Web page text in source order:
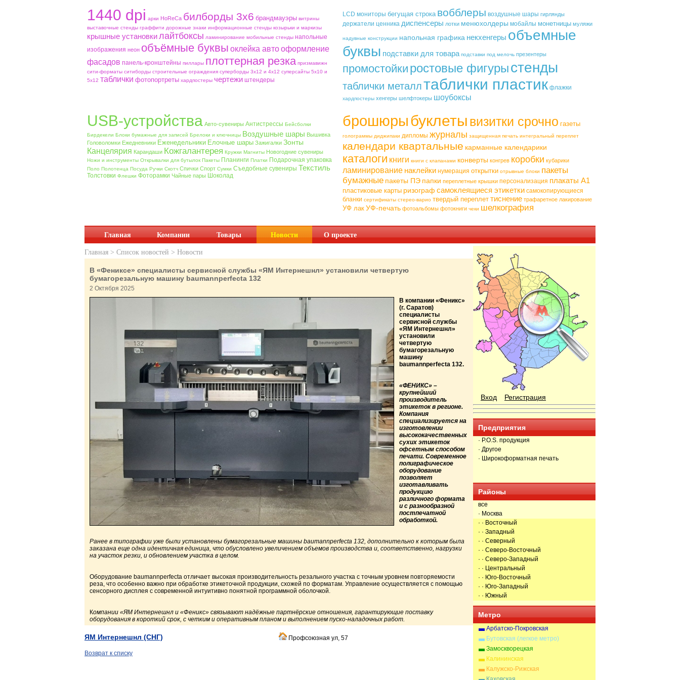
1440 dpi aрки HoReCa билборды 3х6 брандмауэры витрины
выставочные стенды граффити дорожные знаки информационные стенды козырьки и маркизы
крышные установкилайтбоксы ламинирование мобильные стенды напольные
изображения неон объёмные буквы оклейка автооформление
фасадов панель-кронштейны пиллары плоттерная резка призмавижн
сити-форматы ситиборды строительные ограждения суперборды 3х12 и 4х12 суперсайты 5х10 и
5х12 таблички фотопортреты хардпостеры чертежи штендеры
LCD мониторы бегущая строка вобблеры воздушные шары гирлянды
держатели ценника диспенсеры лотки менюхолдеры мобайлы монетницы муляжи
надувные конструкции напольная графика некхенгеры объемные
буквы подставки для товара подставки под мелочь презентеры
промостойки ростовые фигурыстенды
таблички металлтаблички пластик флажки
хардпостеры хенгеры шелфтокеры шоубоксы
USB-устройства Авто-сувениры Антистрессы Бейсболки
Бирдекели Блоки бумажные для записей Брелоки и ключницы Воздушные шары Вышивка
Головоломки Ежедневники Еженедельники Елочные шары Зажигалки Зонты
Канцелярия Карандаши Кожгалантерея Кружки Магниты Новогодние сувениры
Ножи и инструменты Открывалки для бутылок Пакеты Планинги Платки Подарочная упаковка
Поло Полотенца Посуда Ручки Скотч Спички Спорт Сумки Съедобные сувениры Текстиль
Толстовки Флешки Фоторамки Чайные пары Шоколад
брошюрыбуклеты визитки срочно газеты
голограммы диджипаки дипломы журналы защищенная печать интегральный переплет
календари квартальные карманные календарики
каталоги книги книги с клапанами конверты конгрев коробки кубарики
ламинирование наклейки нумерация открытки отрывные блоки пакеты
бумажные пакеты ПЭ папки переплетные крышки персонализация плакаты А1
пластиковые карты ризограф самоклеящиеся этикетки самокопирующиеся
бланки сертификаты стерео-варио твердый переплет тиснение трафаретное лакирование
УФ лак УФ-печать фотоальбомы фотокниги чеки шелкография
Главная Компании Товары Новости О проекте
Главная > Список новостей > Новости
В «Фениксe» специалисты сервисной службы «ЯМ Интернешнл» установили четвертую
бумагорезальную машину baumannperfecta 132
2 Октября 2025
В компании «Феникс»
(г. Саратов)
специалисты
сервисной службы
«ЯМ Интернешнл»
установили
четвертую
бумагорезальную
машину
baumannperfecta 132.
«ФЕНИКС» –
крупнейший
производитель
этикеток в регионе.
Компания
специализируется на
изготовлении
высококачественных
сухих этикеток
офсетным способом
печати. Современное
полиграфическое
оборудование
позволяет
изготавливать
продукцию
различного формата
и с разнообразной
постпечатной
обработкой.
Ранее в типографии уже были установлены бумагорезальные машины baumannperfecta 132, дополнительно к которым была
заказана еще одна идентичная единица, что обусловлено увеличением объемов производства и, соответственно, нагрузки
на участок резки, и обновлением участка в целом.
Оборудование baumannperfecta отличает высокая производительность резального участка с точным уровнем повторяемости
реза, что особенно важно при обработке этикеточной продукции, схожей по форматам. Управление осуществляется с помощью
сенсорного дисплея с современной интуитивно понятной программной оболочкой.
Компании «ЯМ Интернешнл и «Феникс» связывают надёжные партнёрские отношения, гарантирующие поставку
оборудования в короткий срок, с четким и оперативным планом и выполнением пуско-наладочных работ.
ЯМ Интернешнл (СНГ) Профсоюзная ул, 57
Возврат к списку
Вход Регистрация
Предприятия
· P.O.S. продукция
· Другое
· Широкоформатная печать
Районы
все
· Москва
· · Восточный
· · Западный
· · Северный
· · Северо-Восточный
· · Северо-Западный
· · Центральный
· · Юго-Восточный
· · Юго-Западный
· · Южный
Метро
Арбатско-Покровская
Бутовская (легкое метро)
Замоскворецкая
Калининская
Калужско-Рижская